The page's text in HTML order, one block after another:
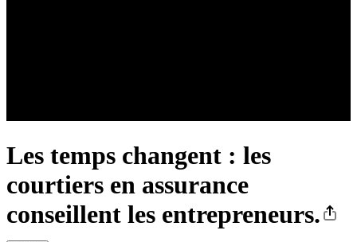
Les temps changent : les
courtiers en assurance
conseillent les entrepreneurs.